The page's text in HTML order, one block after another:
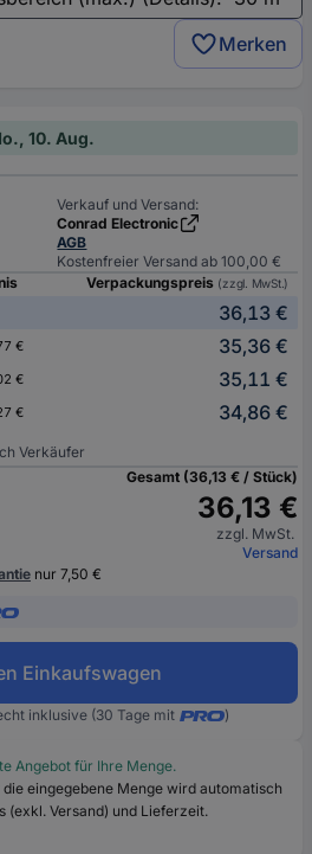
Merken
10. Aug.
Verkauf und Versand:
Conrad Electronic
AGB
Kostenfreier Versand ab 100,00 €
Verpackungspreis (zzgl. MwSt.)
36,13 €
€
35,36 €
€
35,11 €
€ 34,86 €
Verkäufer
Gesamt (36,13 € / Stück)
36,13 €
zzgl. MwSt.
Versand
nur 7,50 €
Einkaufswagen
inklusive (30 Tage mit )
Angebot für Ihre Menge.
eingegebene Menge wird automatisch
(exkl. Versand) und Lieferzeit.